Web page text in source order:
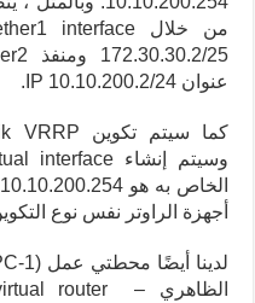
عنوان IP 10.10.200.2/24.
أجهزة الراوتر نفس نوع